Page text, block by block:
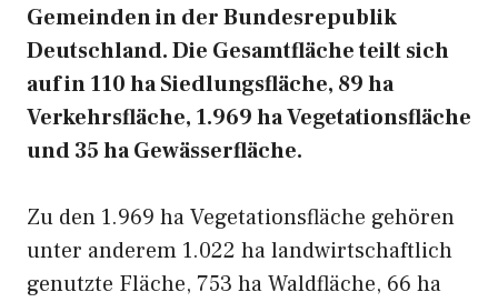
Gemeinden in der Bundesrepublik
Deutschland. Die Gesamtfläche teilt sich
auf in 110 ha Siedlungsfläche, 89 ha
Verkehrsfläche, 1.969 ha Vegetationsfläche
und 35 ha Gewässerfläche.
Zu den 1.969 ha Vegetationsfläche gehören
unter anderem 1.022 ha landwirtschaftlich
genutzte Fläche, 753 ha Waldfläche, 66 ha